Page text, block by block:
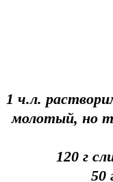
1 ч.л.
молотый, но
120 г
50